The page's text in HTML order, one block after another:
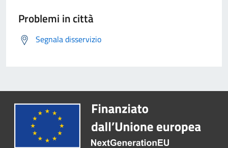
Problemi in città
Segnala disservizio